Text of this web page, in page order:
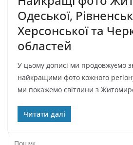
Одеської,
Херсонської та
областей
У цьому дописі ми продовжуємо
найкращими фото кожного
ми покажемо світлини з
Читати далі